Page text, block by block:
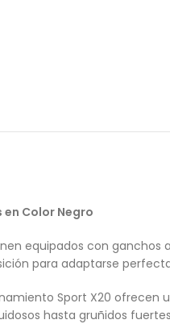
Color Negro
equipados con
para adaptarse
Sport X20 ofrecen
hasta gruñidos